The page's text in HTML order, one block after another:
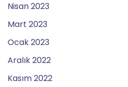
Nisan 2023
Mart 2023
Ocak 2023
Aralık 2022
Kasım 2022